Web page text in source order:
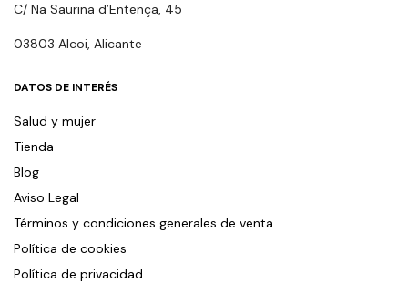
C/ Na Saurina d’Entença, 45
03803 Alcoi, Alicante
DATOS DE INTERÉS
Salud y mujer
Tienda
Blog
Aviso Legal
Términos y condiciones generales de venta
Política de cookies
Política de privacidad